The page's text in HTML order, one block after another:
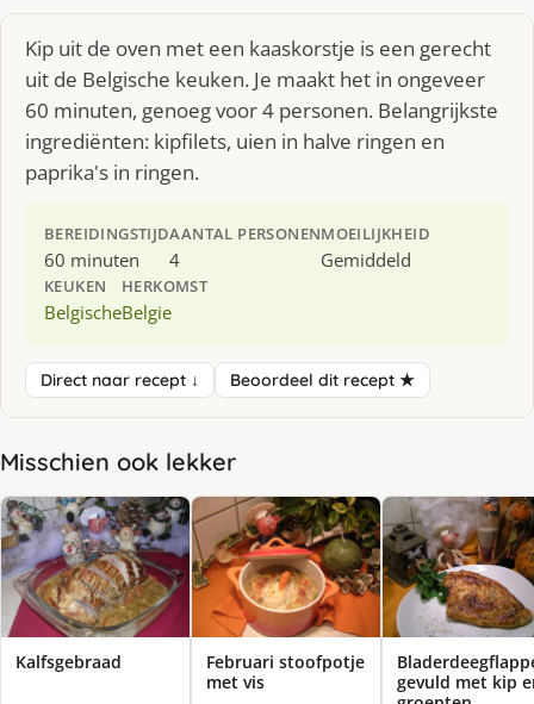
Kip uit de oven met een kaaskorstje is een gerecht
uit de Belgische keuken. Je maakt het in ongeveer
60 minuten, genoeg voor 4 personen. Belangrijkste
ingrediënten: kipfilets, uien in halve ringen en
paprika's in ringen.
BEREIDINGSTIJD
60 minuten
AANTAL PERSONEN
4
MOEILIJKHEID
Gemiddeld
KEUKEN
Belgische
HERKOMST
Belgie
Direct naar recept ↓ Beoordeel dit recept ★
Misschien ook lekker
Kalfsgebraad
Februari stoofpotje
met vis
gevuld met kip